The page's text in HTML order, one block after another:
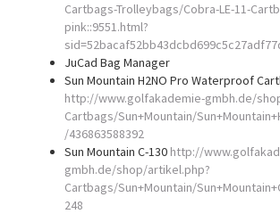
Cartbags-Trolleybags/Cobra-LE-11-
pink::9551.html?
JuCad Bag Manager
Sun Mountain H2NO Pro Waterproof
http://www.golfakademie-gmbh.de/
Cartbags/Sun+Mountain/
/436863588392
Sun Mountain C-130 http://
gmbh.de/shop/artikel.php?
Cartbags/Sun+Mountain/
248